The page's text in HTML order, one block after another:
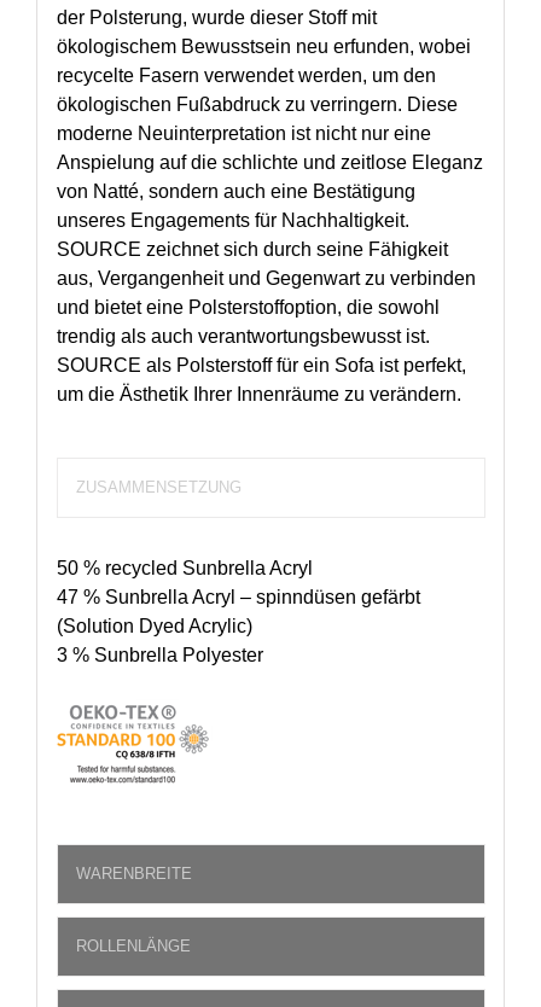
der Polsterung, wurde dieser Stoff mit
ökologischem Bewusstsein neu erfunden, wobei
recycelte Fasern verwendet werden, um den
ökologischen Fußabdruck zu verringern. Diese
moderne Neuinterpretation ist nicht nur eine
Anspielung auf die schlichte und zeitlose Eleganz
von Natté, sondern auch eine Bestätigung
unseres Engagements für Nachhaltigkeit.
SOURCE zeichnet sich durch seine Fähigkeit
aus, Vergangenheit und Gegenwart zu verbinden
und bietet eine Polsterstoffoption, die sowohl
trendig als auch verantwortungsbewusst ist.
SOURCE als Polsterstoff für ein Sofa ist perfekt,
um die Ästhetik Ihrer Innenräume zu verändern.
ZUSAMMENSETZUNG
50 % recycled Sunbrella Acryl
47 % Sunbrella Acryl – spinndüsen gefärbt
(Solution Dyed Acrylic)
3 % Sunbrella Polyester
WARENBREITE
ROLLENLÄNGE